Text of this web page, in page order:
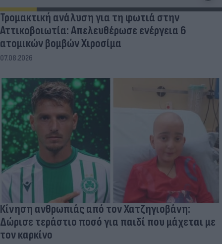
Τρομακτική ανάλυση για τη φωτιά στην
Αττικοβοιωτία: Απελευθέρωσε ενέργεια 6
ατομικών βομβών Χιροσίμα
07.08.2026
Κίνηση ανθρωπιάς από τον Χατζηγιοβάνη:
Δώρισε τεράστιο ποσό για παιδί που μάχεται με
τον καρκίνο